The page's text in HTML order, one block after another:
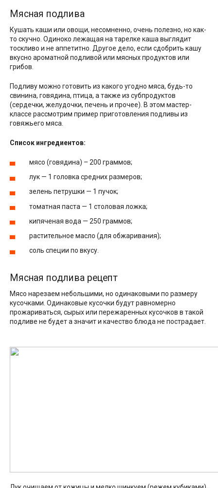
Мясная подлива
Кушать каши или овощи, несомненно, очень полезно, но как-
то скучно. Одиноко лежащая на тарелке каша выглядит
тоскливо и не аппетитно. Другое дело, если сдобрить кашу
вкусно ароматной подливой или мясных продуктов или
грибов.
Подливу можно готовить из какого угодно мяса, будь-то
свинина, говядина, птица, а также из субпродуктов
(сердечки, желудочки, печень и прочее). В этом мастер-
классе рассмотрим пример приготовления подливы из
говяжьего мяса.
Список ингредиентов:
мясо (говядина) – 200 граммов;
лук — 1 головка средних размеров;
зелень петрушки — 1 пучок;
томатная паста — 1 столовая ложка;
кипяченая вода — 250 граммов;
растительное масло (для обжаривания);
соль специи по вкусу.
Мясная подлива рецепт
Мясо нарезаем небольшими, но одинаковыми по размеру
кусочками. Одинаковые кусочки будут равномерно
прожариваться, сырых или пережаренных кусочков в такой
подливе не будет а значит и качество блюда не пострадает.